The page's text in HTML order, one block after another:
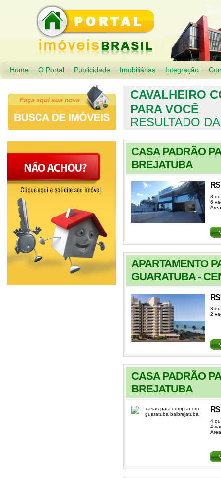
Home O Portal Publicidade Imobiliárias Integração
CAVALHEIRO
PARA VOCÊ
RESULTADO
CASA PADRÃO
BREJATUBA
3
6
APARTAMENTO
GUARATUBA -
3
2
CASA PADRÃO
BREJATUBA
4
4